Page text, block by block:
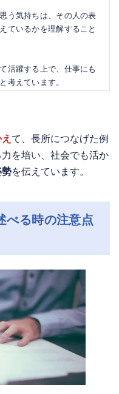
う気持ちは、その人の表
ているかを理解すること
活躍する上で、仕事にも
考えています。
て、長所につなげた例
を培い、社会でも活か
勢を伝えています。
べる時の注意点